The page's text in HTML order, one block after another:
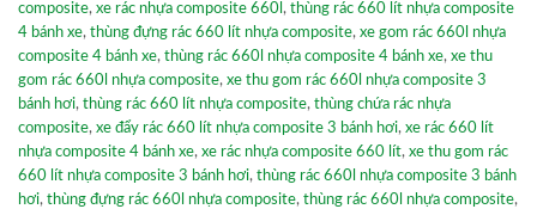
composite, xe rác nhựa composite 660l , thùng rác 660 lít nhựa composite
4 bánh xe, thùng đựng rác 660 lít nhựa composite, xe gom rác 660l nhựa
composite 4 bánh xe, thùng rác 660l nhựa composite 4 bánh xe, xe thu
gom rác 660l nhựa composite, xe thu gom rác 660l nhựa composite 3
bánh hơi, thùng rác 660 lít nhựa composite, thùng chứa rác nhựa
composite, xe đẩy rác 660 lít nhựa composite 3 bánh hơi, xe rác 660 lít
nhựa composite 4 bánh xe, xe rác nhựa composite 660 lít, xe thu gom rác
660 lít nhựa composite 3 bánh hơi, thùng rác 660l nhựa composite 3 bánh
hơi, thùng đựng rác 660l nhựa composite, thùng rác 660l nhựa composite,